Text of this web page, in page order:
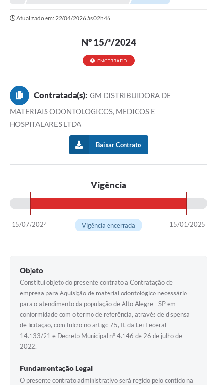
Atualizado em: 22/04/2026 às 02h46
Nº 15/*/2024
ENCERRADO
Contratada(s): GM DISTRIBUIDORA DE
MATERIAIS ODONTOLÓGICOS, MÉDICOS E
HOSPITALARES LTDA
Baixar Contrato
Vigência
15/07/2024 15/01/2025
Vigência encerrada
Objeto
Constitui objeto do presente contrato a Contratação de
empresa para Aquisição de material odontológico necessário
para o atendimento da população de Alto Alegre - SP em
conformidade com o termo de referência, através de dispensa
de licitação, com fulcro no artigo 75, II, da Lei Federal
14.133/21 e Decreto Municipal nº 4.146 de 26 de julho de
2022.
Fundamentação Legal
O presente contrato administrativo será regido pelo contido na